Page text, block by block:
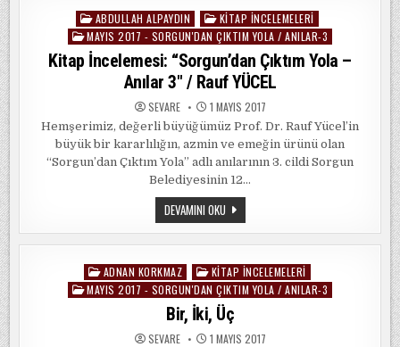
3
Posted
in
ABDULLAH ALPAYDIN
KITAP İNCELEMELERI
MAYIS 2017 - SORGUN'DAN ÇIKTIM YOLA / ANILAR-3
Kitap İncelemesi: “Sorgun’dan Çıktım Yola –
Anılar 3″ / Rauf YÜCEL
SEVARE 1 MAYIS 2017
Hemşerimiz, değerli büyüğümüz Prof. Dr. Rauf Yücel’in
büyük bir kararlılığın, azmin ve emeğin ürünü olan
“Sorgun’dan Çıktım Yola” adlı anılarının 3. cildi Sorgun
Belediyesinin 12…
DEVAMINI OKUKITAP
İNCELEMESI:
“SORGUN’DAN
ÇIKTIM
–
ANILAR
3″
/
RAUF
YÜCEL
Posted
in
ADNAN KORKMAZ
KITAP İNCELEMELERI
MAYIS 2017 - SORGUN'DAN ÇIKTIM YOLA / ANILAR-3
Bir, İki, Üç
SEVARE 1 MAYIS 2017